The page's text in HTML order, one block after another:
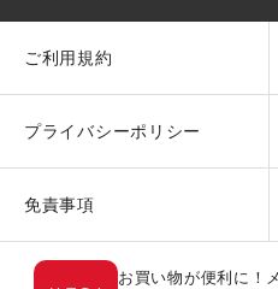
ご利用規約
プライバシーポリシー
免責事項
お買い物が便利に！